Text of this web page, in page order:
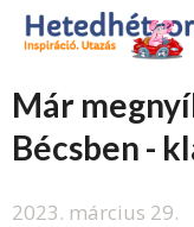
Már
Bécsben -
2023. március 29.